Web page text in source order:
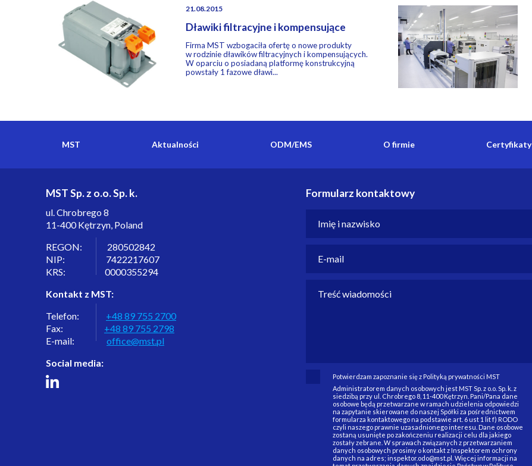
21.08.2015
Dławiki filtracyjne i kompensujące
Firma MST wzbogaciła ofertę o nowe produkty
w rodzinie dławików filtracyjnych i kompensujących.
W oparciu o posiadaną platformę konstrukcyjną
powstały 1 fazowe dławi...
MST Aktualności ODM/EMS O firmie Certyfikaty
MST Sp. z o.o. Sp. k.
ul. Chrobrego 8
11-400 Kętrzyn, Poland
REGON: 280502842
NIP: 7422217607
KRS: 0000355294
Kontakt z MST:
Telefon: +48 89 755 2700
Fax: +48 89 755 2798
E-mail: office@mst.pl
Social media:
Formularz kontaktowy
Potwierdzam zapoznanie się z Polityką prywatności MST
Administratorem danych osobowych jest MST Sp. z o.o. Sp. k. z
siedzibą przy ul. Chrobrego 8, 11-400 Kętrzyn. Pani/Pana dane
osobowe będą przetwarzane w ramach udzielenia odpowiedzi
na zapytanie skierowane do naszej Spółki za pośrednictwem
formularza kontaktowego na podstawie art. 6 ust 1 lit f) RODO
czyli naszego prawnie uzasadnionego interesu. Dane osobowe
zostaną usunięte po zakończeniu realizacji celu dla jakiego
zostały zebrane. W sprawach związanych z przetwarzaniem
danych osobowych prosimy o kontakt z Inspektorem ochrony
danych na adres; inspektor.odo@mst.pl. Więcej informacji na